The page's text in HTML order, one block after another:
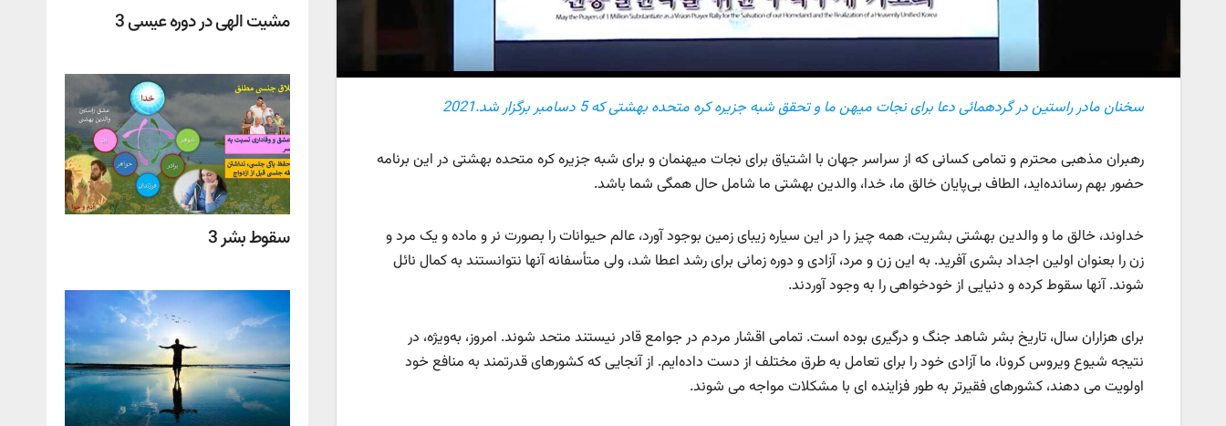
سخنان مادر راستین در گردهمائی دعا برای نجات میهن ما و تحقق شبه جزیره کره متحده بهشتی که 5 دسامبر برگزار شد.2021
رهبران مذهبی محترم و تمامی کسانی که از سراسر جهان با اشتیاق برای نجات میهنمان و برای شبه جزیره کره‌ متحده بهشتی در این برنامه
حضور بهم رسانده‌اید،‌ الطاف بی‌پایان خالق ما، خدا، والدین بهشتی ما شامل حال همگی شما باشد.
خداوند، خالق ما و والدین بهشتی بشریت، همه چیز را در این سیاره زیبای زمین بوجود آورد، عالم حیوانات را بصورت نر و ماده و یک مرد و
زن را بعنوان اولین اجداد بشری آفرید. به این زن و مرد، آزادی و دوره زمانی برای رشد اعطا شد، ولی متأسفانه آنها نتوانستند به کمال نائل
شوند. آنها سقوط کرده و دنیایی از خودخواهی را به وجود آوردند.
برای هزاران سال، تاریخ بشر شاهد جنگ و درگیری بوده است. تمامی اقشار مردم در جوامع قادر نیستند متحد شوند. امروز، به‌ویژه، در
نتیجه شیوع ویروس کرونا، ما آزادی خود را برای تعامل به طرق مختلف از دست داده‌ایم. از آنجایی که کشورهای قدرتمند به منافع خود
اولویت می دهند، کشورهای فقیرتر به طور فزاینده ای با مشکلات مواجه می شوند.
مشیت الهی در دوره عیسی 3
سقوط بشر 3